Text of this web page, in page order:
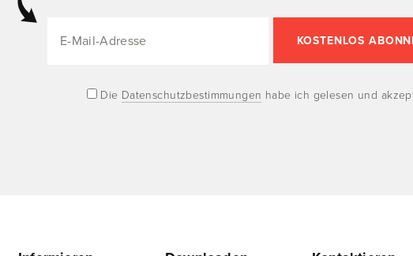
Die Datenschutzbestimmungen habe ich gelesen und